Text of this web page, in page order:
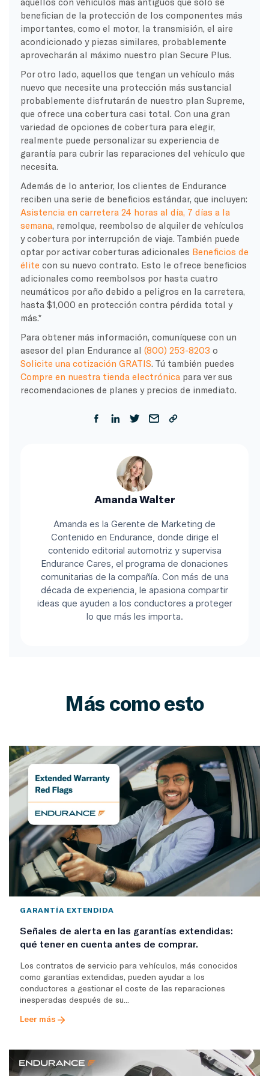
benefician de la protección de los componentes más
importantes, como el motor, la transmisión, el aire
acondicionado y piezas similares, probablemente
aprovecharán al máximo nuestro plan Secure Plus.
Por otro lado, aquellos que tengan un vehículo más
nuevo que necesite una protección más sustancial
probablemente disfrutarán de nuestro plan Supreme,
que ofrece una cobertura casi total. Con una gran
variedad de opciones de cobertura para elegir,
realmente puede personalizar su experiencia de
garantía para cubrir las reparaciones del vehículo que
necesita.
Además de lo anterior, los clientes de Endurance
reciben una serie de beneficios estándar, que incluyen:
Asistencia en carretera 24 horas al día, 7 días a la
semana, remolque, reembolso de alquiler de vehículos
y cobertura por interrupción de viaje. También puede
optar por activar coberturas adicionales Beneficios de
élite con su nuevo contrato. Esto le ofrece beneficios
adicionales como reembolsos por hasta cuatro
neumáticos por año debido a peligros en la carretera,
hasta $1,000 en protección contra pérdida total y
más.*
Para obtener más información, comuníquese con un
asesor del plan Endurance al (800) 253-8203 o
Solicite una cotización GRATIS. Tú también puedes
Compre en nuestra tienda electrónicapara ver sus
recomendaciones de planes y precios de inmediato.
Amanda Walter
Amanda es la Gerente de Marketing de
Contenido en Endurance, donde dirige el
contenido editorial automotriz y supervisa
Endurance Cares, el programa de donaciones
comunitarias de la compañía. Con más de una
década de experiencia, le apasiona compartir
ideas que ayuden a los conductores a proteger
lo que más les importa.
Más como esto
GARANTÍA EXTENDIDA
Señales de alerta en las garantías extendidas:
qué tener en cuenta antes de comprar.
Los contratos de servicio para vehículos, más conocidos
como garantías extendidas, pueden ayudar a los
conductores a gestionar el coste de las reparaciones
inesperadas después de su...
Leer más